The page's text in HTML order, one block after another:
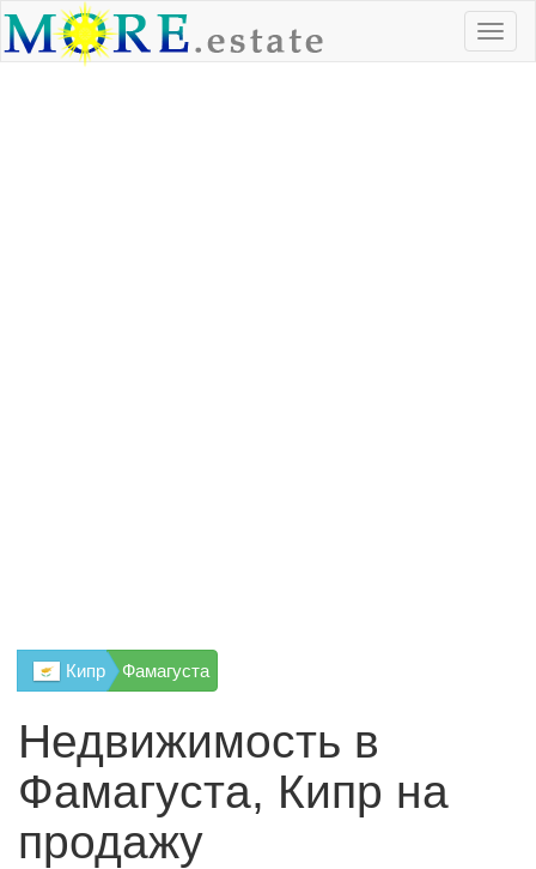
Кипр Фамагуста
Недвижимость в
Фамагуста, Кипр на
продажу